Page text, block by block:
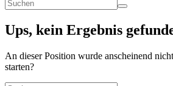
Ups, kein Ergebnis
An dieser Position wurde anscheinend
starten?